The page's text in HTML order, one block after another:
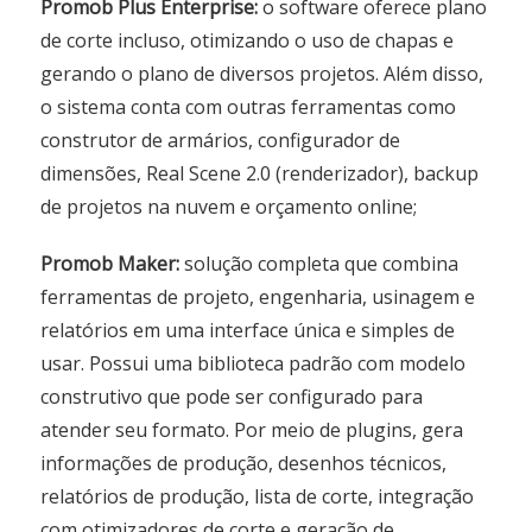
Promob Plus Enterprise:o software oferece plano
de corte incluso, otimizando o uso de chapas e
gerando o plano de diversos projetos. Além disso,
o sistema conta com outras ferramentas como
construtor de armários, configurador de
dimensões, Real Scene 2.0 (renderizador), backup
de projetos na nuvem e orçamento online;
Promob Maker:solução completa que combina
ferramentas de projeto, engenharia, usinagem e
relatórios em uma interface única e simples de
usar. Possui uma biblioteca padrão com modelo
construtivo que pode ser configurado para
atender seu formato. Por meio de plugins, gera
informações de produção, desenhos técnicos,
relatórios de produção, lista de corte, integração